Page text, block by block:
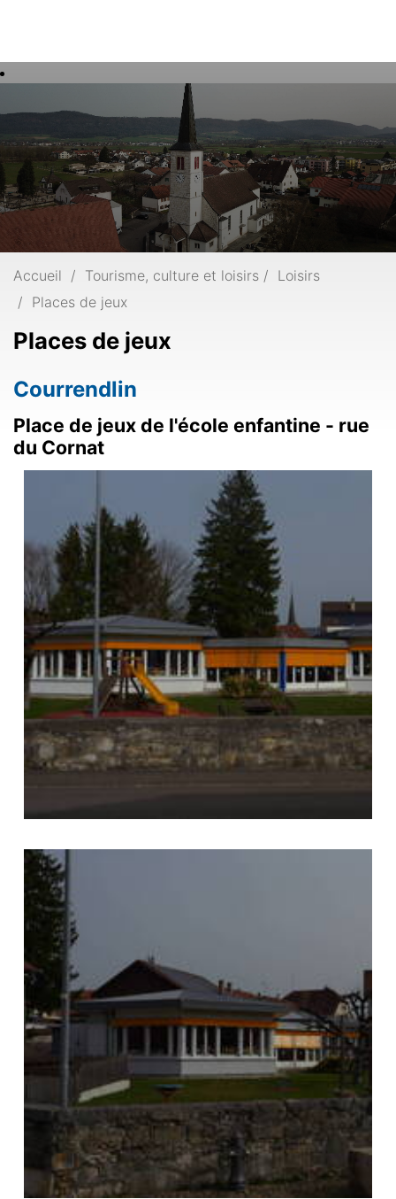
clés
Accueil Tourisme, culture et loisirs
Loisirs
Places de jeux
Places de jeux
Courrendlin
Place de jeux de l'école enfantine - rue
du Cornat